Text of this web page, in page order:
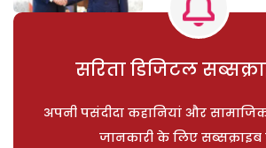
सरिता डिजिटल
अपनी पसंदीदा कहानियां और
जानकारी के लिए सब्सक्राइब